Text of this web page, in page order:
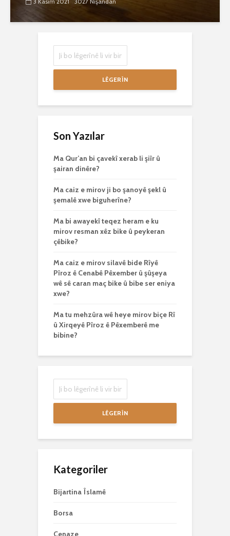
LÊGERÎN
Son Yazılar
Ma Qur’an bi çavekî xerab li şiîr û
şairan dinêre?
Ma caiz e mirov ji bo şanoyê şekl û
şemalê xwe biguherîne?
Ma bi awayekî teqez heram e ku
mirov resman xêz bike û peykeran
çêbike?
Ma caiz e mirov silavê bide Rîyê
Pîroz ê Cenabê Pêxember û şûşeya
wê sê caran maç bike û bibe ser eniya
xwe?
Ma tu mehzûra wê heye mirov biçe Rî
û Xirqeyê Pîroz ê Pêxemberê me
bibine?
LÊGERÎN
Kategoriler
Bijartina Îslamê
Borsa
Cenaze